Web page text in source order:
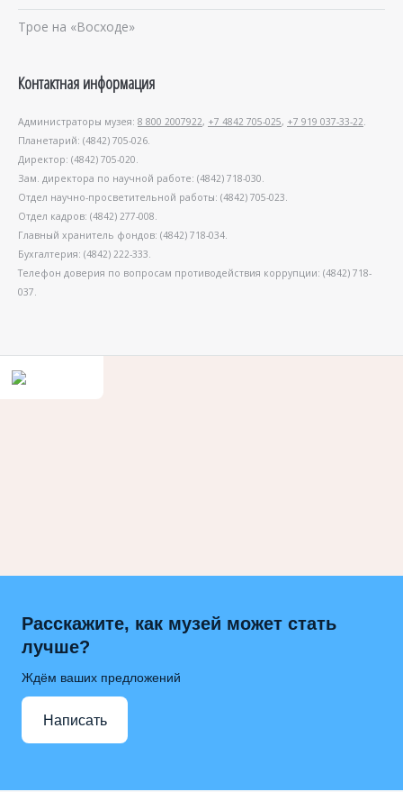
Трое на «Восходе»
Контактная информация
Администраторы музея: 8 800 2007922, +7 4842 705-025, +7 919 037-33-22.
Планетарий: (4842) 705-026.
Директор: (4842) 705-020.
Зам. директора по научной работе: (4842) 718-030.
Отдел научно-просветительной работы: (4842) 705-023.
Отдел кадров: (4842) 277-008.
Главный хранитель фондов: (4842) 718-034.
Бухгалтерия: (4842) 222-333.
Телефон доверия по вопросам противодействия коррупции: (4842) 718-
037.
Расскажите, как музей может стать
лучше?
Ждём ваших предложений
Написать